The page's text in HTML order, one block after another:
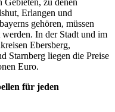
zu denen
Erlangen und
gehören, müssen
In der Stadt und im
Ebersberg,
Starnberg liegen die Preise
Euro.
für jeden